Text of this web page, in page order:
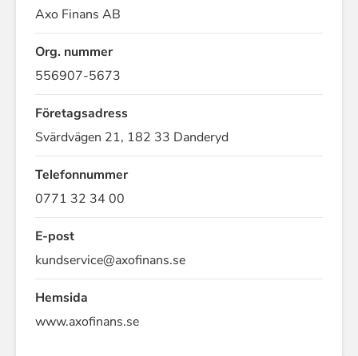
Axo Finans AB
Org. nummer
556907-5673
Företagsadress
Svärdvägen 21, 182 33 Danderyd
Telefonnummer
0771 32 34 00
E-post
kundservice@axofinans.se
Hemsida
www.axofinans.se